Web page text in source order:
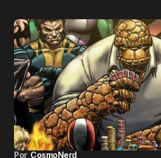
Por CosmoNerd